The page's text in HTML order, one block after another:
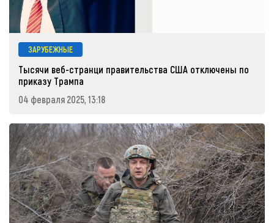
ЗАРУБЕЖНЫЕ
Тысячи веб-странци правительства США отключены по
приказу Трампа
04 февраля 2025, 13:18